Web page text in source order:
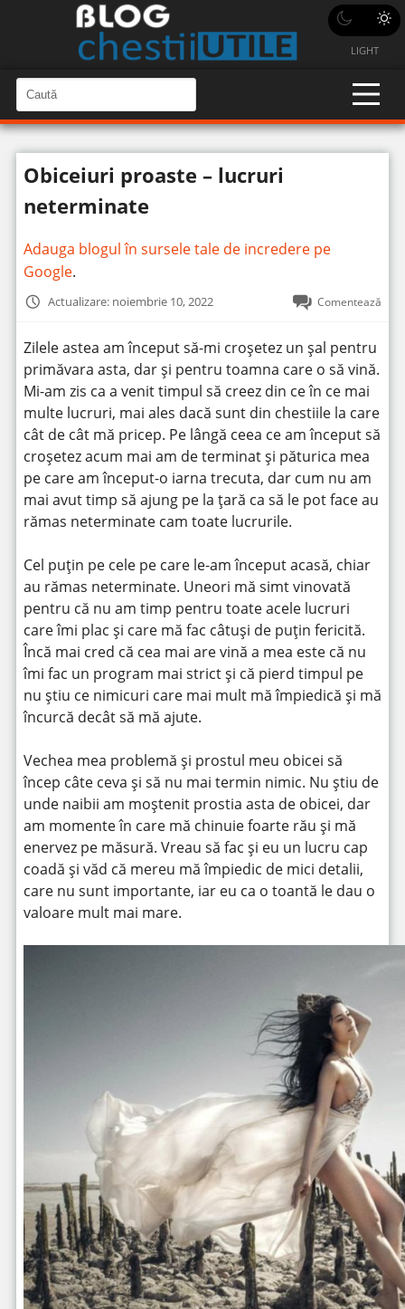
LIGHT
a
u
t
C
a
u
î
n
i
t
Obiceiuri proaste – lucruri
neterminate
Adauga blogul în sursele tale de incredere pe
Google.
Actualizare: noiembrie 10, 2022 Comentează
Zilele astea am început să-mi croșetez un șal pentru
primăvara asta, dar și pentru toamna care o să vină.
Mi-am zis ca a venit timpul să creez din ce în ce mai
multe lucruri, mai ales dacă sunt din chestiile la care
cât de cât mă pricep. Pe lângă ceea ce am început să
croșetez acum mai am de terminat și păturica mea
pe care am început-o iarna trecuta, dar cum nu am
mai avut timp să ajung pe la țară ca să le pot face au
rămas neterminate cam toate lucrurile.
Cel puțin pe cele pe care le-am început acasă, chiar
au rămas neterminate. Uneori mă simt vinovată
pentru că nu am timp pentru toate acele lucruri
care îmi plac și care mă fac câtuși de puțin fericită.
Încă mai cred că cea mai are vină a mea este că nu
îmi fac un program mai strict și că pierd timpul pe
nu știu ce nimicuri care mai mult mă împiedică și mă
încurcă decât să mă ajute.
Vechea mea problemă și prostul meu obicei să
încep câte ceva și să nu mai termin nimic. Nu știu de
unde naibii am moștenit prostia asta de obicei, dar
am momente în care mă chinuie foarte rău și mă
enervez pe măsură. Vreau să fac și eu un lucru cap
coadă și văd că mereu mă împiedic de mici detalii,
care nu sunt importante, iar eu ca o toantă le dau o
valoare mult mai mare.